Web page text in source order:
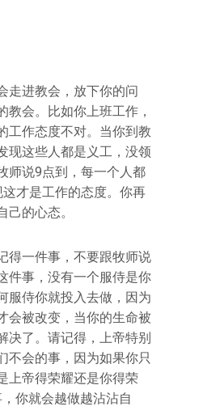
走进教会，放下你的问
教会。比如你上班工作，
工作态度不对。当你到教
现这些人都是义工，没领
师说9点到，每一个人都
才是工作的态度。你再
己的心态。
得一件事，不要跟牧师说
件事，没有一个服侍是你
服侍你就投入去做，因为
会被改变，当你的生命被
决了。请记得，上帝特别
不会的事，因为如果你只
上帝得荣耀还是你得荣
你就会越做越沾沾自